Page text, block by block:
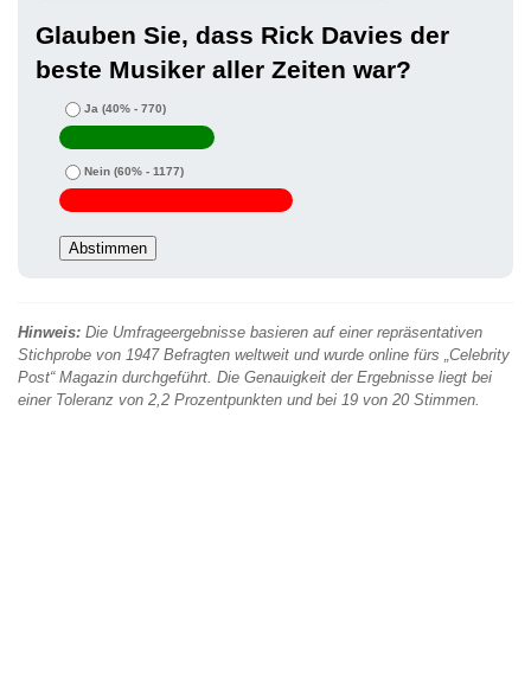
Glauben Sie, dass Rick Davies der
beste Musiker aller Zeiten war?
Ja (40% - 770)
Nein (60% - 1177)
Hinweis: Die Umfrageergebnisse basieren auf einer repräsentativen
Stichprobe von 1947 Befragten weltweit und wurde online fürs „Celebrity
Post“ Magazin durchgeführt. Die Genauigkeit der Ergebnisse liegt bei
einer Toleranz von 2,2 Prozentpunkten und bei 19 von 20 Stimmen.